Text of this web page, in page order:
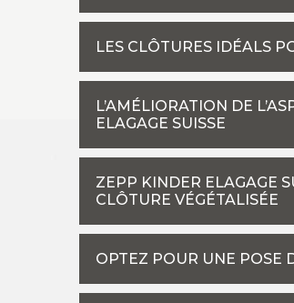
LES CLÔTURES IDÉALS
L’AMÉLIORATION DE
ELAGAGE SUISSE
ZEPP KINDER ELAGAGE
CLÔTURE VÉGÉTALISÉE
OPTEZ POUR UNE POSE